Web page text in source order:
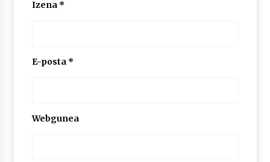
Izena *
E-posta *
Webgunea